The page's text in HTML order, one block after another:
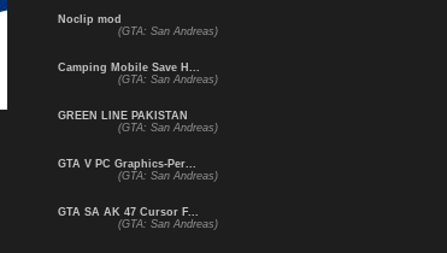
Noclip mod
(GTA: San Andreas)
Camping Mobile Save H...
(GTA: San Andreas)
GREEN LINE PAKISTAN
(GTA: San Andreas)
GTA V PC Graphics-Per...
(GTA: San Andreas)
GTA SA AK 47 Cursor F...
(GTA: San Andreas)